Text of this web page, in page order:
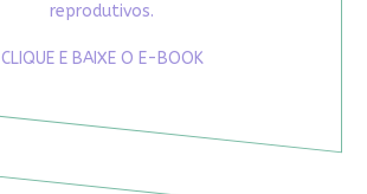
reprodutivos.
CLIQUE E BAIXE O E-BOOK